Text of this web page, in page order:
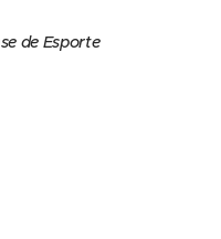
de Esporte